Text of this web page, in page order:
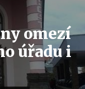
omezí
úřadu i